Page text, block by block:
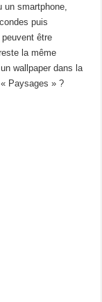
smartphone,
puis
être
la même
wallpaper dans la
Paysages » ?